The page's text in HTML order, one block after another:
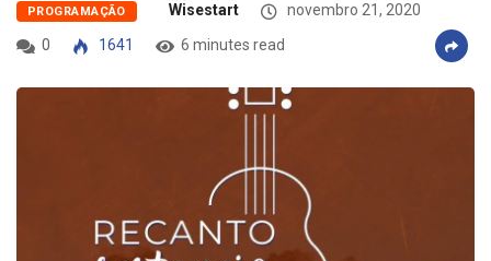
PROGRAMAÇÃO Wisestart
novembro 21, 2020
0
1641 6 minutes read